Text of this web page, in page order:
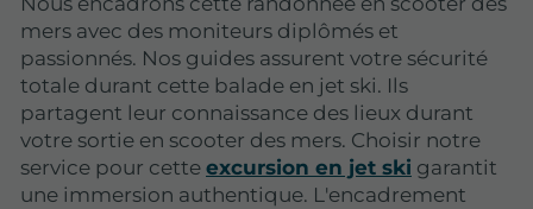
mers avec des moniteurs diplômés et
passionnés. Nos guides assurent votre sécurité
totale durant cette balade en jet ski. Ils
partagent leur connaissance des lieux durant
votre sortie en scooter des mers. Choisir notre
service pour cette excursion en jet ski garantit
une immersion authentique. L'encadrement